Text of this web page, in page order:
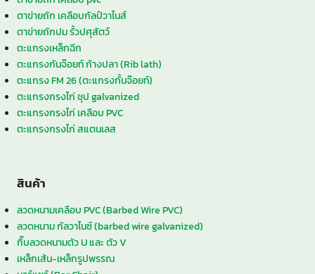
ตาข่ายถัก เคลือบกัลป์วาไนส์
ตาข่ายถักปม รั้วปศุสัตว์
ตะแกรงเหล็กฉีก
ตะแกรงกันจ๊อยท์ ก้างปลา (Rib lath)
ตะแกรง FM 26 (ตะแกรงกั้นจ๊อยท์)
ตะแกรงกรงไก่ ชุป galvanized
ตะแกรงกรงไก่ เคลือบ PVC
ตะแกรงกรงไก่ สแตนเลส
สินค้า
ลวดหนามเคลือบ PVC (Barbed Wire PVC)
ลวดหนาม กัลวาไนซ์ (barbed wire galvanized)
กิ๊บลวดหนามตัว U และ ตัว V
เหล็กเส้น-เหล็กรูปพรรณ